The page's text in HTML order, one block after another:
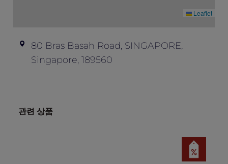
taxes.
The hotel reserves the right to amend the
other enquiries.
In the event of disputes, the decision of
Leaflet
80 Bras Basah Road, SINGAPORE,
Singapore, 189560
관련 상품